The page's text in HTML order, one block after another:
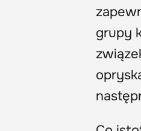
grupy